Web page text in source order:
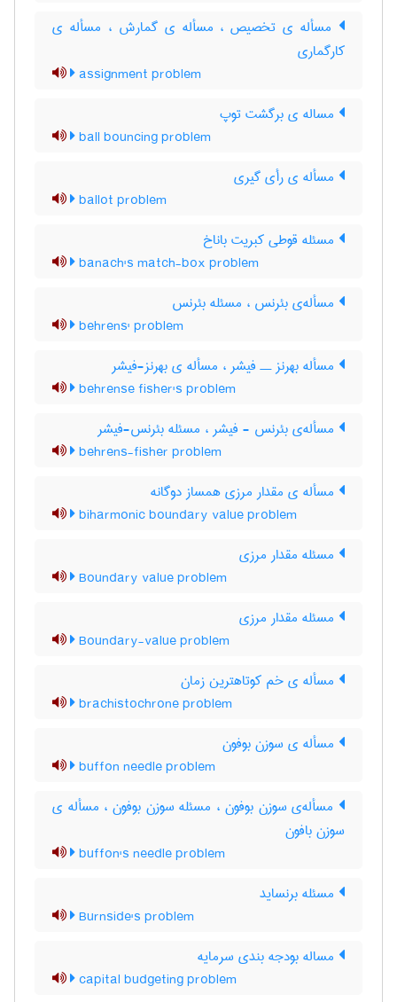
مسأله ی تخصیص ، مسأله ی گمارش ، مسأله ی
کارگماری
assignment problem
مساله ی برگشت توپ
ball bouncing problem
مسأله ی رأی گیری
ballot problem
مسئله قوطی کبریت باناخ
banach's match-box problem
مسأله‌ی بئرنس ، مسئله بئرنس
behrens' problem
مسأله بهرنز ــ فیشر ، مسأله ی بهرنز-فیشر
behrense fisher's problem
مسأله‌ی بئرنس - فیشر ، مسئله بئرنس-فیشر
behrens-fisher problem
مسأله ی مقدار مرزی همساز دوگانه
biharmonic boundary value problem
مسئله مقدار مرزی
Boundary value problem
مسئله مقدار مرزی
Boundary-value problem
مسأله ی خم کوتاهترین زمان
brachistochrone problem
مسأله ی سوزن بوفون
buffon needle problem
مسأله‌ی سوزن بوفون ، مسئله سوزن بوفون ، مسأله ی
سوزن بافون
buffon's needle problem
مسئله برنساید
Burnside's problem
مساله بودجه بندی سرمایه
capital budgeting problem